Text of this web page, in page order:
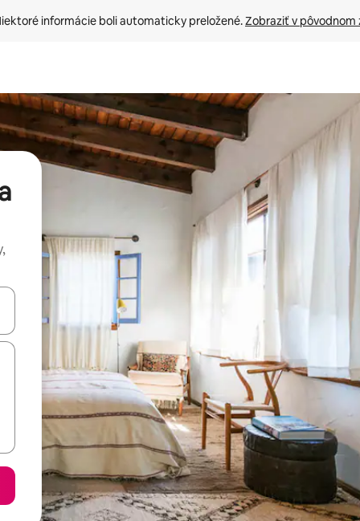
informácie boli automaticky preložené. Zobraziť v pôvodnom
pomocou klávesov so šípkami nahor a nadol alebo ich